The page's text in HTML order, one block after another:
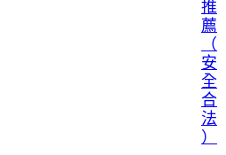
推
薦
（
安
全
合
法
）